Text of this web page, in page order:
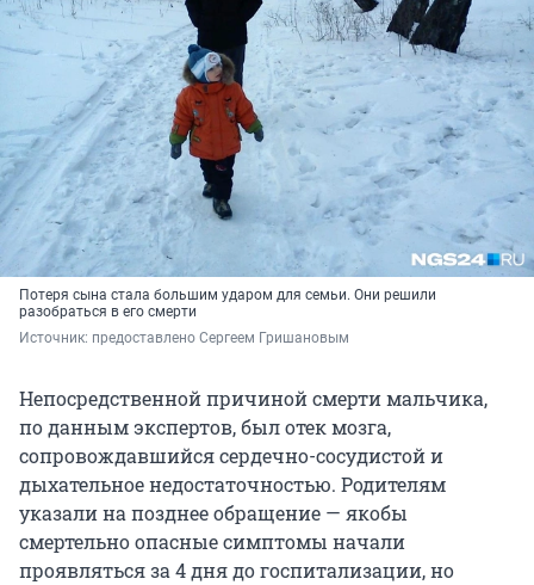
Потеря сына стала большим ударом для семьи. Они решили
разобраться в его смерти
Источник: предоставлено Сергеем Гришановым
Непосредственной причиной смерти мальчика,
по данным экспертов, был отек мозга,
сопровождавшийся сердечно-сосудистой и
дыхательное недостаточностью. Родителям
указали на позднее обращение — якобы
смертельно опасные симптомы начали
проявляться за 4 дня до госпитализации, но